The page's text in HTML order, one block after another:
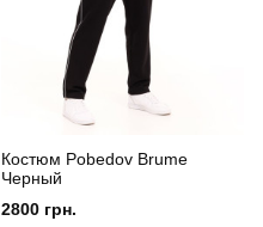
Костюм Pobedov Brume
Черный
2800 грн.